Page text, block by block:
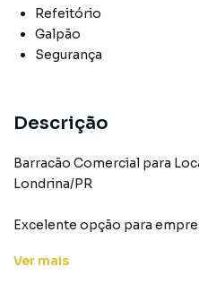
Refeitório
Galpão
Segurança
Descrição
Barracão Comercial para
Londrina/PR
Excelente opção para
Ver mais